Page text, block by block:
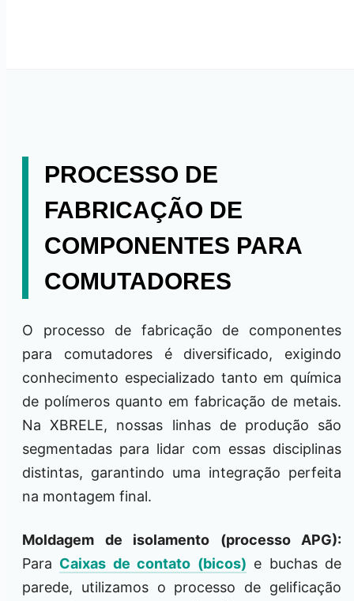
PROCESSO DE
FABRICAÇÃO DE
COMPONENTES PARA
COMUTADORES
O processo de fabricação de componentes
para comutadores é diversificado, exigindo
conhecimento especializado tanto em química
de polímeros quanto em fabricação de metais.
Na XBRELE, nossas linhas de produção são
segmentadas para lidar com essas disciplinas
distintas, garantindo uma integração perfeita
na montagem final.
Moldagem de isolamento (processo APG):
Para Caixas de contato (bicos) e buchas de
parede, utilizamos o processo de gelificação